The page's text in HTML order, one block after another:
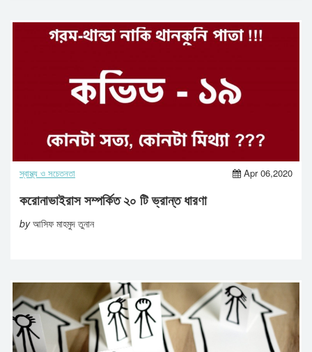
স্বাস্থ্য ও সচেতনতা Apr 06,2020
করোনাভাইরাস সম্পর্কিত ২০ টি ভ্রান্ত ধারণা
byআসিফ মাহমুদ তুনান